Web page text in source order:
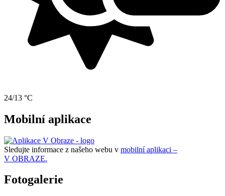
24/13 °C
Mobilní aplikace
Sledujte informace z našeho webu v mobilní aplikaci –
V OBRAZE.
Fotogalerie